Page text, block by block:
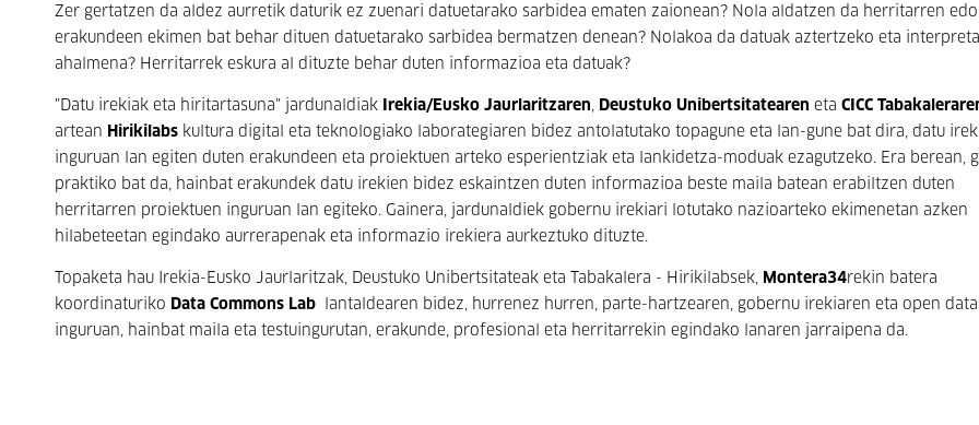
Zer gertatzen da aldez aurretik daturik ez zuenari datuetarako sarbidea ematen zaionean? Nola aldatzen da herritarren edo
erakundeen ekimen bat behar dituen datuetarako sarbidea bermatzen denean? Nolakoa da datuak aztertzeko eta
ahalmena? Herritarrek eskura al dituzte behar duten informazioa eta datuak?
"Datu irekiak eta hiritartasuna" jardunaldiak Irekia/Eusko Jaurlaritzaren, Deustuko Unibertsitatearen eta CICC
artean Hirikilabs kultura digital eta teknologiako laborategiaren bidez antolatutako topagune eta lan-gune bat dira, datu
inguruan lan egiten duten erakundeen eta proiektuen arteko esperientziak eta lankidetza-moduak ezagutzeko. Era berean,
praktiko bat da, hainbat erakundek datu irekien bidez eskaintzen duten informazioa beste maila batean erabiltzen duten
herritarren proiektuen inguruan lan egiteko. Gainera, jardunaldiek gobernu irekiari lotutako nazioarteko ekimenetan azken
hilabeteetan egindako aurrerapenak eta informazio irekiera aurkeztuko dituzte.
Topaketa hau Irekia-Eusko Jaurlaritzak, Deustuko Unibertsitateak eta Tabakalera - Hirikilabsek, Montera34rekin batera
koordinaturiko Data Commons Lab lantaldearen bidez, hurrenez hurren, parte-hartzearen, gobernu irekiaren eta open
inguruan, hainbat maila eta testuingurutan, erakunde, profesional eta herritarrekin egindako lanaren jarraipena da.